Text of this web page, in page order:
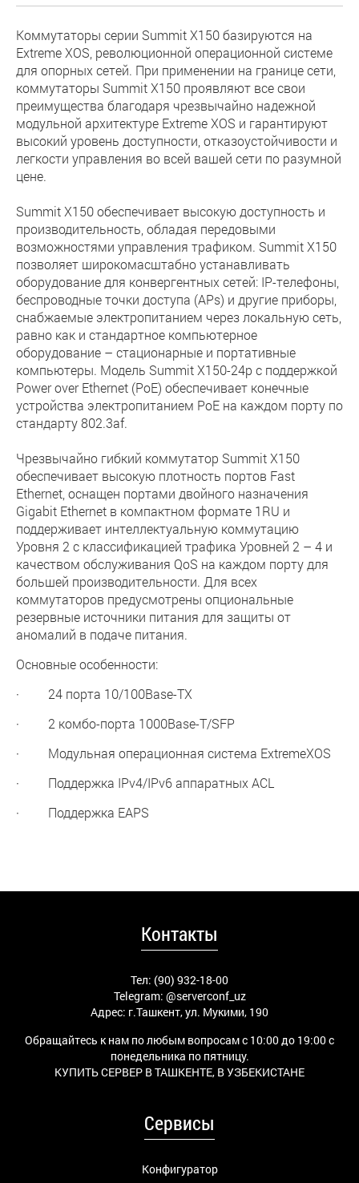
Коммутаторы серии Summit X150 базируются на
Extreme XOS, революционной операционной системе
для опорных сетей. При применении на границе сети,
коммутаторы Summit X150 проявляют все свои
преимущества благодаря чрезвычайно надежной
модульной архитектуре Extreme XOS и гарантируют
высокий уровень доступности, отказоустойчивости и
легкости управления во всей вашей сети по разумной
цене.
Summit X150 обеспечивает высокую доступность и
производительность, обладая передовыми
возможностями управления трафиком. Summit X150
позволяет широкомасштабно устанавливать
оборудование для конвергентных сетей: IP-телефоны,
беспроводные точки доступа (APs) и другие приборы,
снабжаемые электропитанием через локальную сеть,
равно как и стандартное компьютерное
оборудование – стационарные и портативные
компьютеры. Модель Summit X150-24p с поддержкой
Power over Ethernet (PoE) обеспечивает конечные
устройства электропитанием PoE на каждом порту по
стандарту 802.3af.
Чрезвычайно гибкий коммутатор Summit X150
обеспечивает высокую плотность портов Fast
Ethernet, оснащен портами двойного назначения
Gigabit Ethernet в компактном формате 1RU и
поддерживает интеллектуальную коммутацию
Уровня 2 с классификацией трафика Уровней 2 – 4 и
качеством обслуживания QoS на каждом порту для
большей производительности. Для всех
коммутаторов предусмотрены опциональные
резервные источники питания для защиты от
аномалий в подаче питания.
Основные особенности:
· 24 порта 10/100Base-TX
· 2 комбо-порта 1000Base-T/SFP
· Модульная операционная система ExtremeXOS
· Поддержка IPv4/IPv6 аппаратных ACL
· Поддержка EAPS
Контакты
Тел: (90) 932-18-00
Telegram: @serverconf_uz
Адрес: г.Ташкент, ул. Мукими, 190
Обращайтесь к нам по любым вопросам с 10:00 до 19:00 с
понедельника по пятницу.
КУПИТЬ СЕРВЕР В ТАШКЕНТЕ, В УЗБЕКИСТАНЕ
Сервисы
Конфигуратор